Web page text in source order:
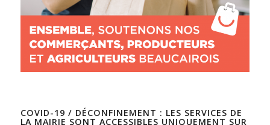
COVID-19 / DÉCONFINEMENT : LES SERVICES DE
LA MAIRIE SONT ACCESSIBLES UNIQUEMENT SUR